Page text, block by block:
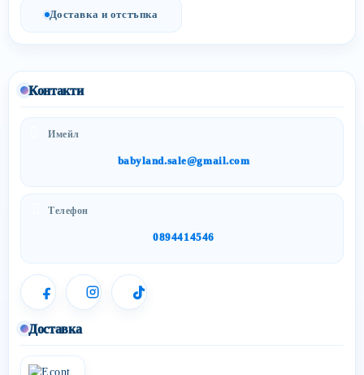
Доставка и отстъпка
Контакти
Имейл
babyland.sale@gmail.com
Телефон
0894414546
Доставка